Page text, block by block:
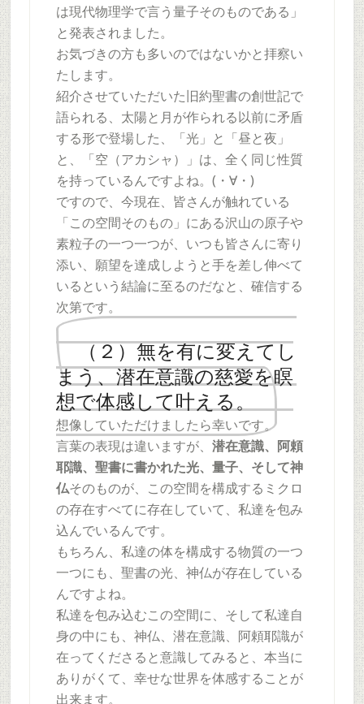
は現代物理学で言う量子そのものである」
と発表されました。
お気づきの方も多いのではないかと拝察い
たします。
紹介させていただいた旧約聖書の創世記で
語られる、太陽と月が作られる以前に矛盾
する形で登場した、「光」と「昼と夜」
と、「空（アカシャ）」は、全く同じ性質
を持っているんですよね。(・∀・)
ですので、今現在、皆さんが触れている
「この空間そのもの」にある沢山の原子や
素粒子の一つ一つが、いつも皆さんに寄り
添い、願望を達成しようと手を差し伸べて
いるという結論に至るのだなと、確信する
次第です。
（２）無を有に変えてし
まう、潜在意識の慈愛を瞑
想で体感して叶える。
想像していただけましたら幸いです。
言葉の表現は違いますが、 潜在意識、阿頼
耶識、聖書に書かれた光、量子、そして神
仏そのものが、この空間を構成するミクロ
の存在すべてに存在していて、私達を包み
込んでいるんです。
もちろん、私達の体を構成する物質の一つ
一つにも、聖書の光、神仏が存在している
んですよね。
私達を包み込むこの空間に、そして私達自
身の中にも、神仏、潜在意識、阿頼耶識が
在ってくださると意識してみると、本当に
ありがくて、幸せな世界を体感することが
出来ます。